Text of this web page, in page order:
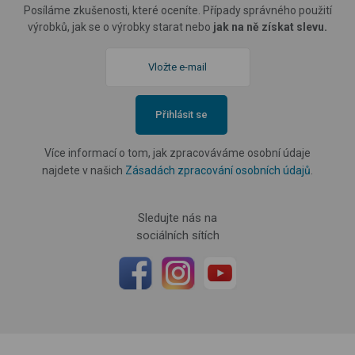
Posíláme zkušenosti, které oceníte. Případy správného použití
výrobků, jak se o výrobky starat nebo jak na ně získat slevu.
Přihlásit se
Více informací o tom, jak zpracováváme osobní údaje
najdete v našich Zásadách zpracování osobních údajů
Sledujte nás na
sociálních sítích